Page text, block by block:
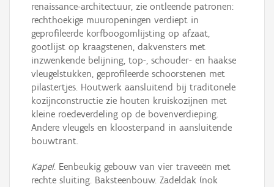
renaissance-architectuur, zie ontleende patronen:
rechthoekige muuropeningen verdiept in
geprofileerde korfboogomlijsting op afzaat,
gootlijst op kraagstenen, dakvensters met
inzwenkende belijning, top-, schouder- en haakse
vleugelstukken, geprofileerde schoorstenen met
pilastertjes. Houtwerk aansluitend bij traditonele
kozijnconstructie zie houten kruiskozijnen met
kleine roedeverdeling op de bovenverdieping.
Andere vleugels en kloosterpand in aansluitende
bouwtrant.
Kapel. Eenbeukig gebouw van vier traveeën met
rechte sluiting. Baksteenbouw. Zadeldak (nok